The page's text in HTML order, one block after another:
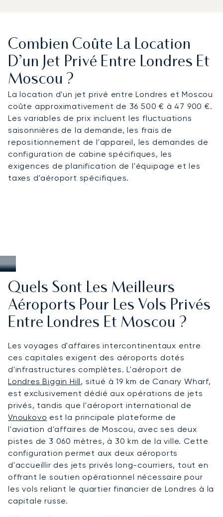
Combien Coûte La Location
D’un Jet Privé Entre Londres Et
Moscou ?
La location d'un jet privé entre Londres et Moscou
coûte approximativement de 36 500 € à 47 900 €.
Les variables de prix incluent les fluctuations
saisonnières de la demande, les frais de
repositionnement de l'appareil, les demandes de
configuration de cabine spécifiques, les
exigences de planification de l'équipage et les
taxes d'aéroport spécifiques.
Quels Sont Les Meilleurs
Aéroports Pour Les Vols Privés
Entre Londres Et Moscou ?
Les voyages d'affaires intercontinentaux entre
ces capitales exigent des aéroports dotés
d'infrastructures complètes. L'aéroport de
Londres Biggin Hill, situé à 19 km de Canary Wharf,
est exclusivement dédié aux opérations de jets
privés, tandis que l'aéroport international de
Vnoukovo est la principale plateforme de
l'aviation d'affaires de Moscou, avec ses deux
pistes de 3 060 mètres, à 30 km de la ville. Cette
configuration permet aux deux aéroports
d'accueillir des jets privés long-courriers, tout en
offrant le soutien opérationnel nécessaire pour
les vols reliant le quartier financier de Londres à la
capitale russe.